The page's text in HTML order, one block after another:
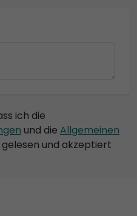
ich die
und die Allgemeinen
gelesen und akzeptiert